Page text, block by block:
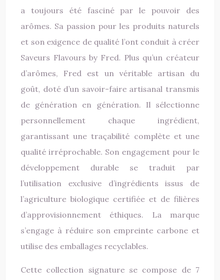
a toujours été fasciné par le pouvoir des
arômes. Sa passion pour les produits naturels
et son exigence de qualité l’ont conduit à créer
Saveurs Flavours by Fred. Plus qu’un créateur
d’arômes, Fred est un véritable artisan du
goût, doté d’un savoir-faire artisanal transmis
de génération en génération. Il sélectionne
personnellement chaque ingrédient,
garantissant une traçabilité complète et une
qualité irréprochable. Son engagement pour le
développement durable se traduit par
l’utilisation exclusive d’ingrédients issus de
l’agriculture biologique certifiée et de filières
d’approvisionnement éthiques. La marque
s’engage à réduire son empreinte carbone et
utilise des emballages recyclables.
Cette collection signature se compose de 7